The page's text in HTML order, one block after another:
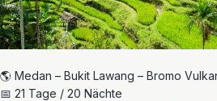
🌎 Medan – Bukit Lawang – Bromo
📅 21 Tage / 20 Nächte